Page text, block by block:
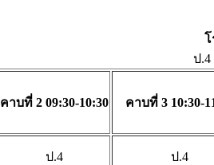
ป.4
คาบที่ 2 09:30-10:30 คาบที่ 3 10:30-
ป.4
ป.4